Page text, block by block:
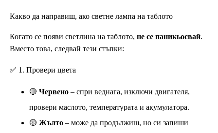
Какво да направиш, ако светне лампа на таблото
Когато се появи светлина на таблото, не се паникьосвай.
Вместо това, следвай тези стъпки:
✅ 1. Провери цвета
🔴 Червено – спри веднага, изключи двигателя,
провери маслото, температурата и акумулатора.
🟡 Жълто – може да продължиш, но си запиши